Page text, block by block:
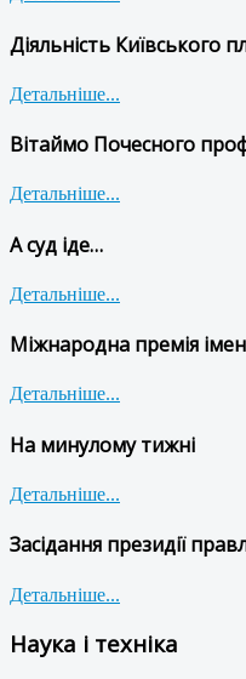
Діяльність Київського
Детальніше...
Вітаймо Почесного
Детальніше...
А суд іде…
Детальніше...
Міжнародна премія
Детальніше...
На минулому тижні
Детальніше...
Засідання президії
Детальніше...
Наука і техніка